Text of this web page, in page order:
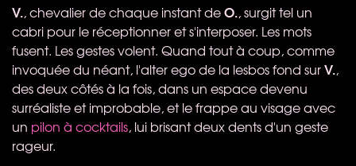
V., chevalier de chaque instant deO., surgit tel un
cabri pour le réceptionner et s'interposer. Les mots
fusent. Les gestes volent. Quand tout à coup, comme
invoquée du néant, l'alter ego de la lesbos fond surV.,
des deux côtés à la fois, dans un espace devenu
surréaliste et improbable, et le frappe au visage avec
un pilon à cocktails, lui brisant deux dents d'un geste
rageur.